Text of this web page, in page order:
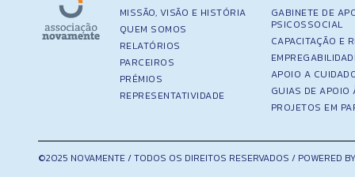
MISSÃO, VISÃO E HISTÓRIA
QUEM SOMOS
RELATÓRIOS
PARCEIROS
PRÉMIOS
REPRESENTATIVIDADE
GABINETE DE
PSICOSSOCIAL
CAPACITAÇÃO E
APOIO A
GUIAS DE APOIO
PROJETOS EM
©2025 NOVAMENTE / TODOS OS DIREITOS RESERVADOS / POWERED